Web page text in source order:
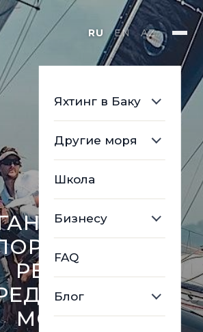
RU EN AZ
Яхтинг в Баку
Другие моря
Школа
Бизнесу
FAQ
Блог
РЕГАТ
МОРЕ